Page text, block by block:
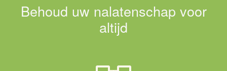
Behoud uw nalatenschap voor
altijd